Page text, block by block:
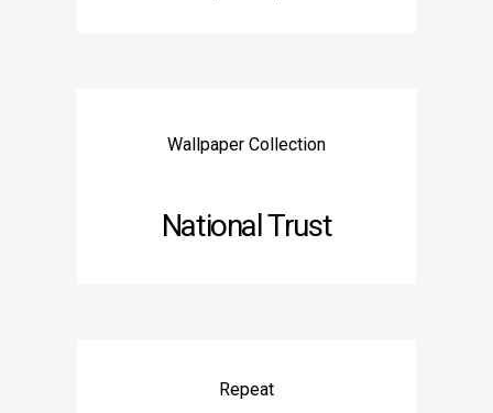
Wallpaper Collection
National Trust
Repeat